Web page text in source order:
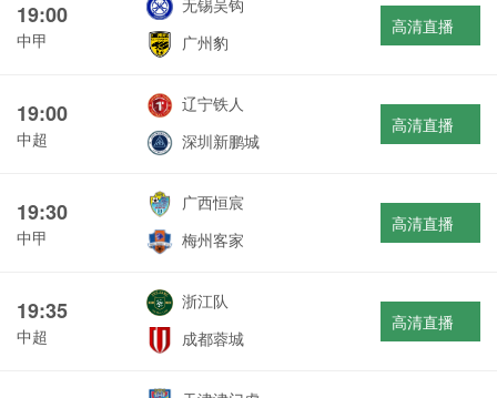
19:00
中甲
无锡吴钩
广州豹
高清直播
19:00
中超
辽宁铁人
深圳新鹏城
高清直播
19:30
中甲
广西恒宸
梅州客家
高清直播
19:35
中超
浙江队
成都蓉城
高清直播